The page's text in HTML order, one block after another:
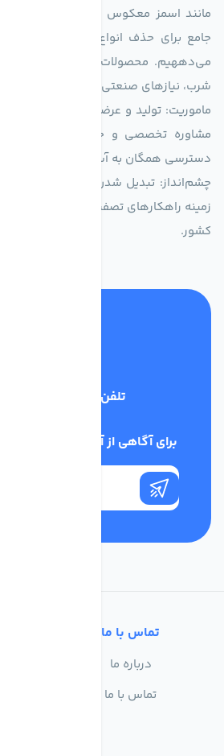
جامع برای حذف انواع آلاینده‌ها، املاح و
می‌دههیم. محصولات ما برای مصارف
شرب، نیازهای صنعتی و کشاورزی طراحی و
ماموریت: تولید و عرضه محصولاتی با
مشاوره تخصصی و خدمات پس از
دسترسی همگان به آب پاک و سالم.
چشم‌انداز: تبدیل شدن به انتخاب اول
زمینه راهکارهای تصفیه آب و ایفای نقشی
کشور.
تلفن پشتیبانی
برای آگاهی از آخرین اخبار در
تماس با ما
درباره ما
تماس با ما